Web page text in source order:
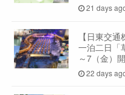
21 days
【日東交
一泊二日「
～7（金）
22 days